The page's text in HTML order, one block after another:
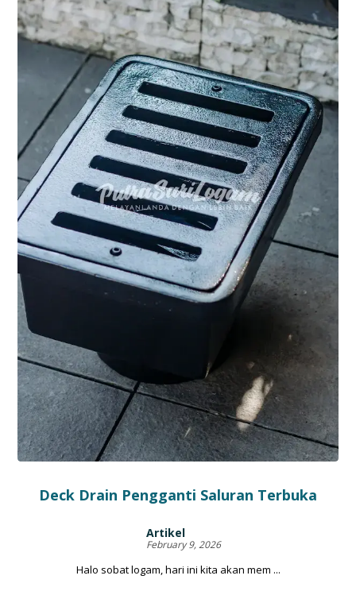
Deck Drain Pengganti Saluran Terbuka
Artikel
February 9, 2026
Halo sobat logam, hari ini kita akan mem ...